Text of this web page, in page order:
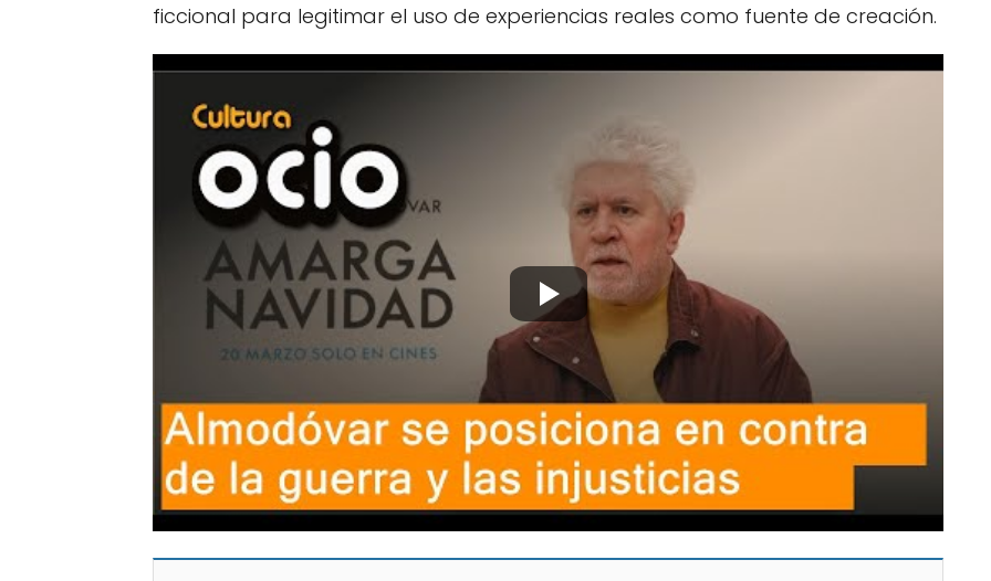
ficcional para legitimar el uso de experiencias reales como fuente de creación.